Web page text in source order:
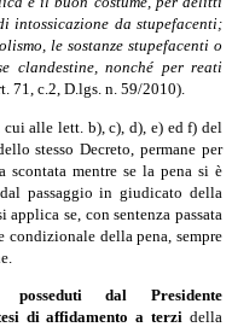
intossicazione da stupefacenti;
le sostanze stupefacenti o
clandestine, nonché per reati
71, c.2, D.lgs. n. 59/2010).
alle lett. b), c), d), e) ed f) del
stesso Decreto, permane per
mentre se la pena si è
passaggio in giudicato della
se, con sentenza passata
condizionale della pena, sempre
dal Presidente
di affidamento a terzi della